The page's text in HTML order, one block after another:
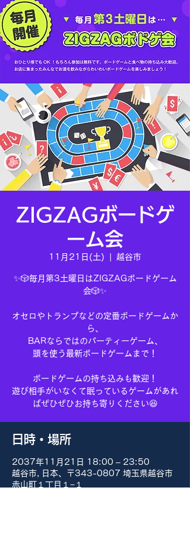
ZIGZAGボードゲ
ーム会
11月21日(土) 越谷市
✨🎲毎月第3土曜日はZIGZAGボードゲーム
会🎲✨
オセロやトランプなどの定番ボードゲームか
ら、
BARならではのパーティーゲーム、
頭を使う最新ボードゲームまで！
ボードゲームの持ち込みも歓迎！
遊び相手がいなくて眠っているゲームがあれ
ばぜひぜひお持ち寄りください😆
日時・場所
2037年11月21日 18:00 – 23:50
越谷市, 日本、〒343-0807 埼玉県越谷市
赤山町１丁目１−１